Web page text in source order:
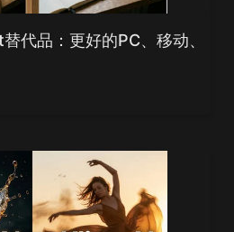
代品：更好的PC、移动、